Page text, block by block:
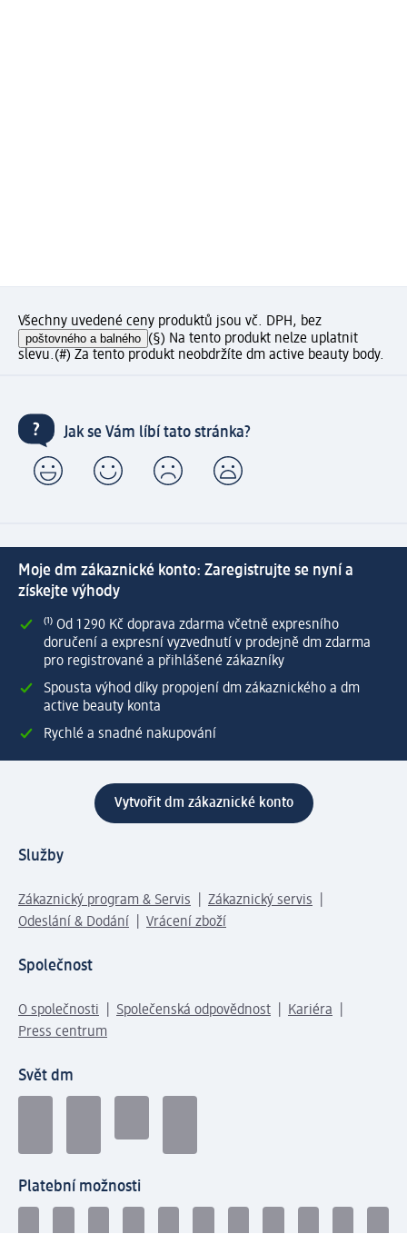
Všechny uvedené ceny produktů jsou vč. DPH, bez
poštovného a balného (§) Na tento produkt nelze uplatnit
slevu.(#) Za tento produkt neobdržíte dm active beauty body.
Jak se Vám líbí tato stránka?
Moje dm zákaznické konto: Zaregistrujte se nyní a
získejte výhody
⁽¹⁾ Od 1 290 Kč doprava zdarma včetně expresního
doručení a expresní vyzvednutí v prodejně dm zdarma
pro registrované a přihlášené zákazníky
Spousta výhod díky propojení dm zákaznického a dm
active beauty konta
Rychlé a snadné nakupování
Vytvořit dm zákaznické konto
Služby
Zákaznický program & Servis
Zákaznický servis
Odeslání & Dodání
Vrácení zboží
Společnost
O společnosti Společenská odpovědnost
Kariéra
Press centrum
Svět dm
Platební možnosti